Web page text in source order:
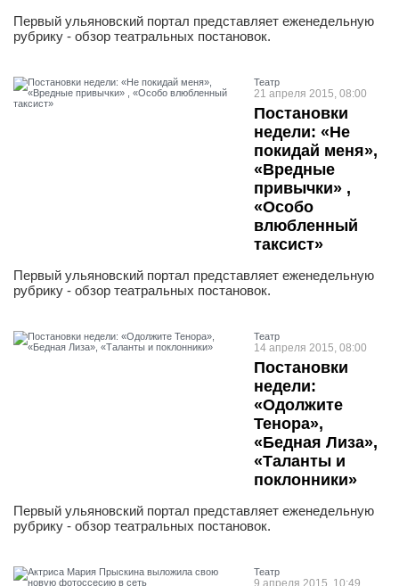
Первый ульяновский портал представляет еженедельную
рубрику - обзор театральных постановок.
Театр
21 апреля 2015, 08:00
Постановки
недели: «Не
покидай меня»,
«Вредные
привычки» ,
«Особо
влюбленный
таксист»
Первый ульяновский портал представляет еженедельную
рубрику - обзор театральных постановок.
Театр
14 апреля 2015, 08:00
Постановки
недели:
«Одолжите
Тенора»,
«Бедная Лиза»,
«Таланты и
поклонники»
Первый ульяновский портал представляет еженедельную
рубрику - обзор театральных постановок.
Театр
9 апреля 2015, 10:49